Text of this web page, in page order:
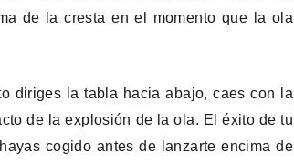
de la cresta en el momento que la ola
diriges la tabla hacia abajo, caes con la
de la explosión de la ola. El éxito de tu
cogido antes de lanzarte encima de